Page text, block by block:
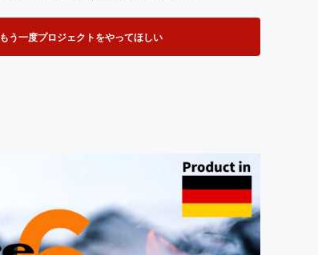
もう一度プロジェクトをやってほしい